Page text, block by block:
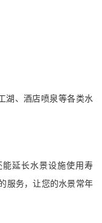
湖、酒店喷泉等各类水
延长水景设施使用寿
服务，让您的水景常年